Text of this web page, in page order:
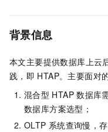
背景信息
本文主要提供数据库上云
践，即 HTAP。主要面对
混合型 HTAP 数据库
数据库方案选型；
OLTP 系统查询慢，